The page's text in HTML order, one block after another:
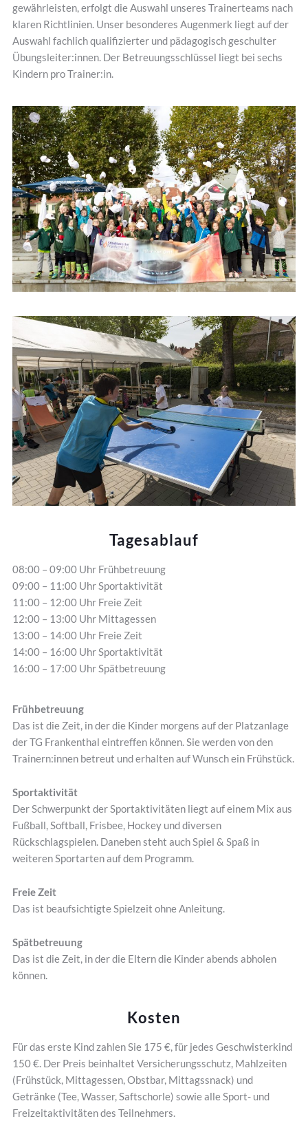
gewährleisten, erfolgt die Auswahl unseres Trainerteams nach
klaren Richtlinien. Unser besonderes Augenmerk liegt auf der
Auswahl fachlich qualifizierter und pädagogisch geschulter
Übungsleiter:innen. Der Betreuungsschlüssel liegt bei sechs
Kindern pro Trainer:in.
Tagesablauf
08:00 – 09:00 Uhr Frühbetreuung
09:00 – 11:00 Uhr Sportaktivität
11:00 – 12:00 Uhr Freie Zeit
12:00 – 13:00 Uhr Mittagessen
13:00 – 14:00 Uhr Freie Zeit
14:00 – 16:00 Uhr Sportaktivität
16:00 – 17:00 Uhr Spätbetreuung
Frühbetreuung
Das ist die Zeit, in der die Kinder morgens auf der Platzanlage
der TG Frankenthal eintreffen können. Sie werden von den
Trainern:innen betreut und erhalten auf Wunsch ein Frühstück.
Sportaktivität
Der Schwerpunkt der Sportaktivitäten liegt auf einem Mix aus
Fußball, Softball, Frisbee, Hockey und diversen
Rückschlagspielen. Daneben steht auch Spiel & Spaß in
weiteren Sportarten auf dem Programm.
Freie Zeit
Das ist beaufsichtigte Spielzeit ohne Anleitung.
Spätbetreuung
Das ist die Zeit, in der die Eltern die Kinder abends abholen
können.
Kosten
Für das erste Kind zahlen Sie 175 €, für jedes Geschwisterkind
150 €. Der Preis beinhaltet Versicherungsschutz, Mahlzeiten
(Frühstück, Mittagessen, Obstbar, Mittagssnack) und
Getränke (Tee, Wasser, Saftschorle) sowie alle Sport- und
Freizeitaktivitäten des Teilnehmers.